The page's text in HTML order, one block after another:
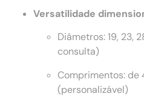
Versatilidade
Diâmetros: 19, 23,
consulta)
Comprimentos:
(personalizável)